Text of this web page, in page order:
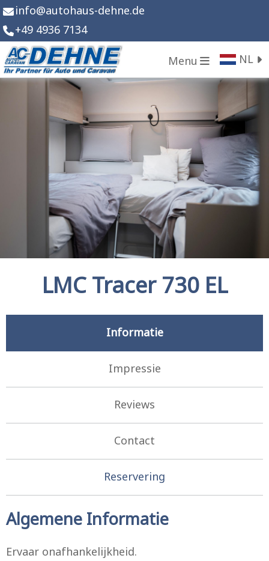
Menu
info@autohaus-dehne.de
+49 4936 7134
NL
LMC Tracer 730 EL
Informatie
Impressie
Reviews
Contact
Reservering
Algemene Informatie
Ervaar onafhankelijkheid.